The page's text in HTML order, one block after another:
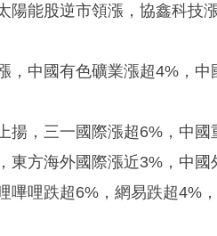
陽能股逆市領漲，協鑫科技
，中國有色礦業漲超4%，
揚，三一國際漲超6%，中國
東方海外國際漲近3%，中國
嗶哩跌超6%，網易跌超4%